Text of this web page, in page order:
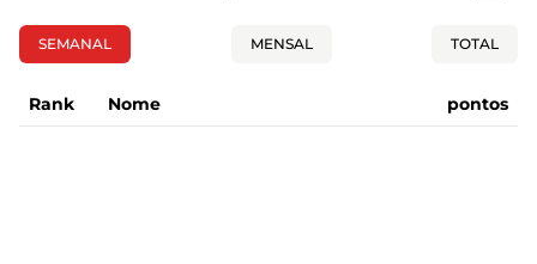
SEMANAL MENSAL TOTAL
Rank Nome pontos